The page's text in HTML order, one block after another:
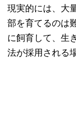
現実的には、大
部を育てるのは
に飼育して、生
法が採用される